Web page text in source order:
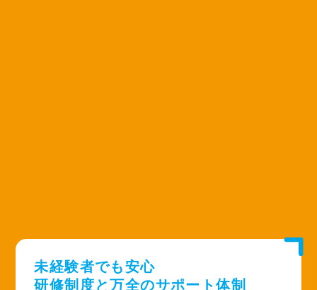
未経験者でも安心
研修制度と万全のサポート体制